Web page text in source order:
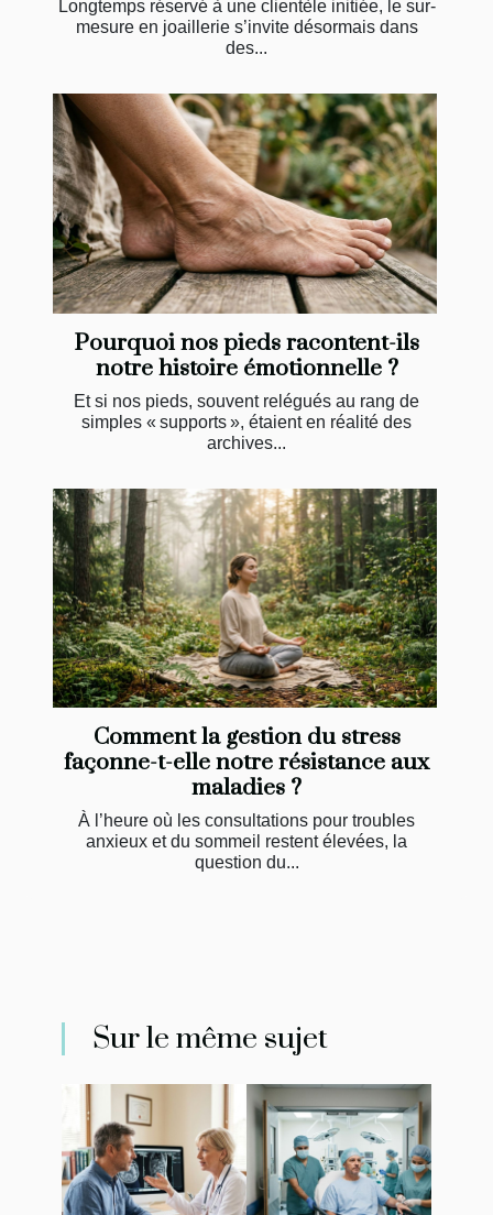
Longtemps réservé à une clientèle initiée, le sur-
mesure en joaillerie s’invite désormais dans
des...
Pourquoi nos pieds racontent-ils
notre histoire émotionnelle ?
Et si nos pieds, souvent relégués au rang de
simples « supports », étaient en réalité des
archives...
Comment la gestion du stress
façonne-t-elle notre résistance aux
maladies ?
À l’heure où les consultations pour troubles
anxieux et du sommeil restent élevées, la
question du...
Sur le même sujet